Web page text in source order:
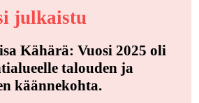
julkaistu
Kähärä: Vuosi 2025 oli
talouden ja
käännekohta.